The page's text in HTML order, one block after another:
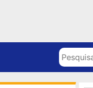
Pesquisar